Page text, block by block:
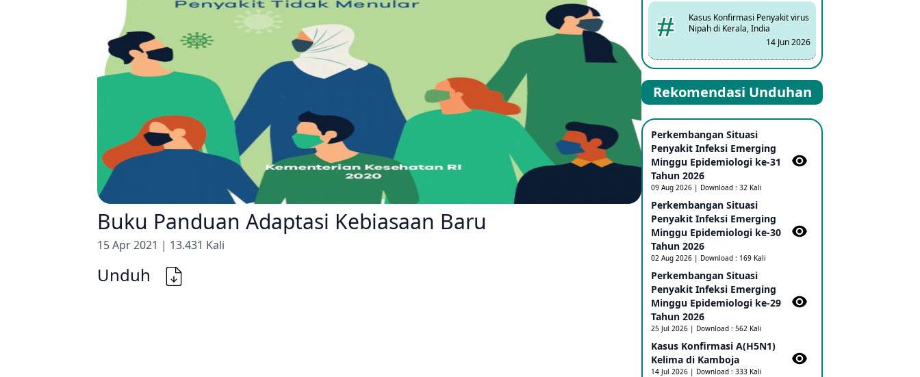
Buku Panduan Adaptasi Kebiasaan Baru
15 Apr 2021 | 13.431 Kali
Unduh
Kasus Konfirmasi Penyakit virus
Nipah di Kerala, India
14 Jun 2026
Kasus Dicurigai Penyakit virus
Nipah di Kerala, India
12 Jun 2026
Mpox Clade 1b di Taiwan
25 May 2026
Update Informasi PHEIC
Penyakit Ebola
23 May 2026
Penetapan Outbreak Penyakit
Ebola di RD Kongo dan Uganda
Sebagai PHEIC
17 May 2026
Outbreak Penyakti Ebola di RD
Kongo
16 May 2026
Rekomendasi Unduhan
Perkembangan Situasi
Penyakit Infeksi Emerging
Minggu Epidemiologi ke-31
Tahun 2026
09 Aug 2026 | Download : 32 Kali
Perkembangan Situasi
Penyakit Infeksi Emerging
Minggu Epidemiologi ke-30
Tahun 2026
02 Aug 2026 | Download : 169 Kali
Perkembangan Situasi
Penyakit Infeksi Emerging
Minggu Epidemiologi ke-29
Tahun 2026
25 Jul 2026 | Download : 562 Kali
Kasus Konfirmasi A(H5N1)
Kelima di Kamboja​
14 Jul 2026 | Download : 333 Kali